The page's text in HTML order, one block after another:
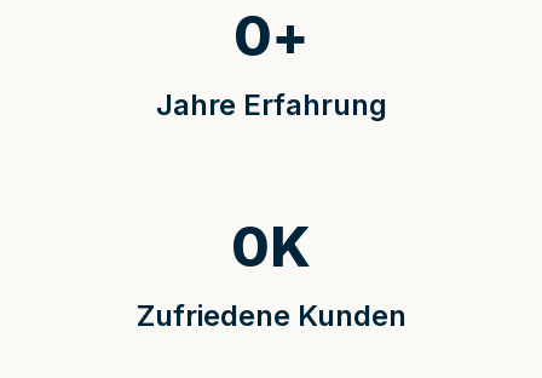
Jahre Erfahrung
0+
Zufriedene Kunden
0K